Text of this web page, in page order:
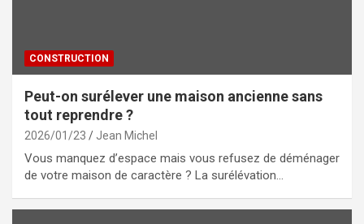
CONSTRUCTION
Peut-on surélever une maison ancienne sans
tout reprendre ?
2026/01/23 Jean Michel
Vous manquez d’espace mais vous refusez de déménager
de votre maison de caractère ? La surélévation…